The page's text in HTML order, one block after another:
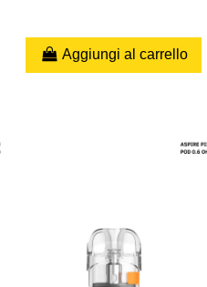
Aggiungi al carrello